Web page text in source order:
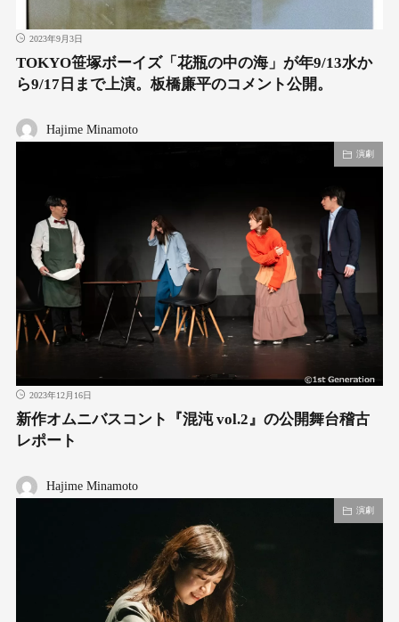
2023年9月3日
TOKYO笹塚ボーイズ「花瓶の中の海」が年9/13水か
ら9/17日まで上演。板橋廉平のコメント公開。
Hajime Minamoto
演劇
2023年12月16日
新作オムニバスコント『混沌 vol.2』の公開舞台稽古
レポート
Hajime Minamoto
演劇